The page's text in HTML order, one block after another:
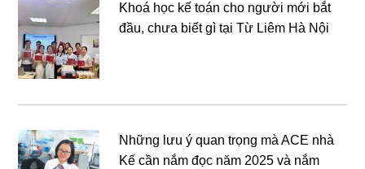
Khoá học kế toán cho người mới bắt
đầu, chưa biết gì tại Từ Liêm Hà Nội
Những lưu ý quan trọng mà ACE nhà
Kế cần nắm đọc năm 2025 và nắm